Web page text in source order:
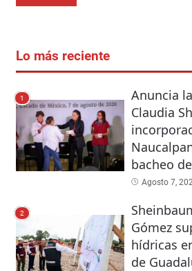
Lo más reciente
1
Anuncia
Claudia
bacheo
Agosto 7,
2
Gómez
hídricas
de